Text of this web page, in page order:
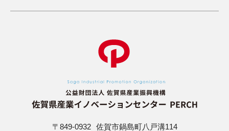
〒849-0932 佐賀市鍋島町八戸溝114